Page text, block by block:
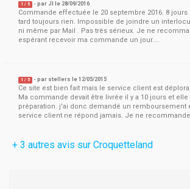
1 / 5 - par Jl le 28/09/2016
Commande effectuée le 20 septembre 2016. 8 jours
tard toujours rien. Impossible de joindre un
ni même par Mail . Pas très sérieux. Je ne
espérant recevoir ma commande un jour....
1 / 5 - par stellers le 12/05/2015
Ce site est bien fait mais le service client est
Ma commande devait être livrée il y a 10 jours et
préparation. j'ai donc demandé un remboursement
service client ne répond jamais. Je ne
+ 3 autres avis sur Croquetteland